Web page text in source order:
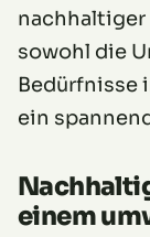
sowohl die
Bedürfnisse
ein
einem